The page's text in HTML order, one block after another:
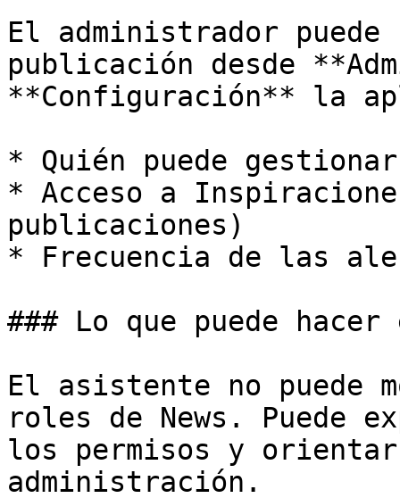
El administrador
publicación desde
**Configuración** la
* Quién puede
* Acceso a
publicaciones)
* Frecuencia de las
### Lo que puede
El asistente no puede
roles de News. Puede
los permisos y